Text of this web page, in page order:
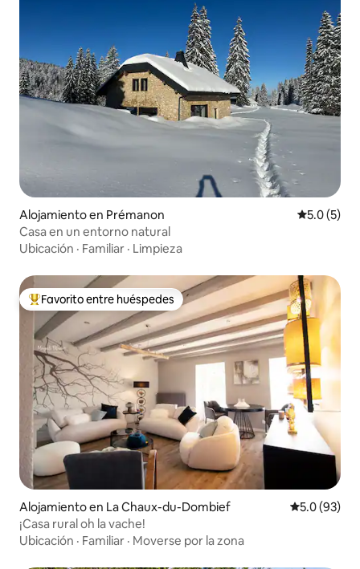
Alojamiento en Prémanon
5.0 (5)
Casa en un entorno natural
Ubicación · Familiar · Limpieza
Favorito entre huéspedes preferido
Favorito entre huéspedes
Alojamiento en La Chaux-du-Dombief Calificación
5.0 (93)
¡Casa rural oh la vache!
Ubicación · Familiar · Moverse por la zona